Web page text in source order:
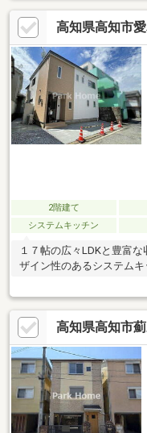
トルで広く接しており、
ます。高知市立江ノ口小
央郵便局へも徒歩11分と
ス停まで 徒歩2分。産業
屋数が多く、収納が充実
す。
高知県高知市
2階建て
システムキッチン
１７帖の広々LDKと豊富
ザイン性のあるシステムキ
なスペースになっていま
歩3分圏内にあります。浴
濡れた上着や傘もすぐに
件です。車が2台も駐車で
す。
高知県高知市